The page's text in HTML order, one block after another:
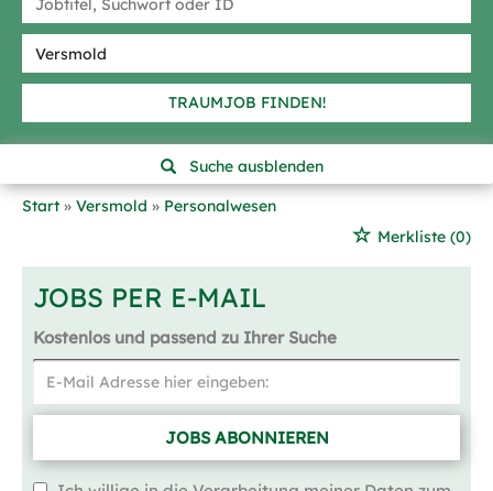
TRAUMJOB FINDEN!
Suche ausblenden
Start
Versmold
Personalwesen
Merkliste (0)
JOBS PER E-MAIL
Kostenlos und passend zu Ihrer Suche
JOBS ABONNIEREN